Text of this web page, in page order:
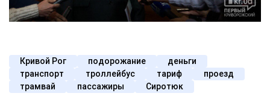
Кривой Рог подорожание
деньги
транспорт
троллейбус тариф
проезд
трамвай
пассажиры Сиротюк